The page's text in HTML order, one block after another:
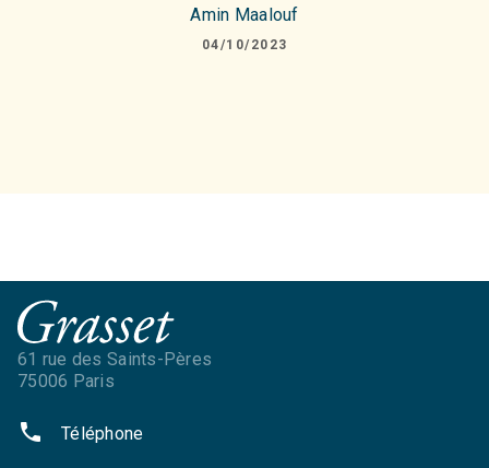
Amin Maalouf
04/10/2023
61 rue des Saints-Pères
75006 Paris
phone Téléphone